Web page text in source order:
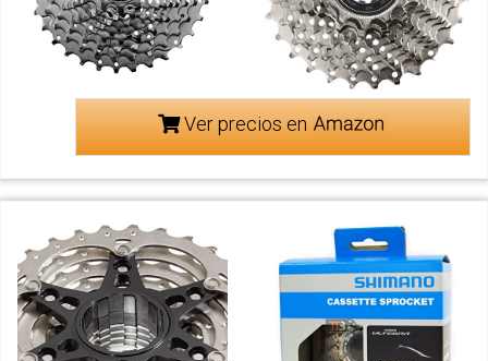
Ver precios en